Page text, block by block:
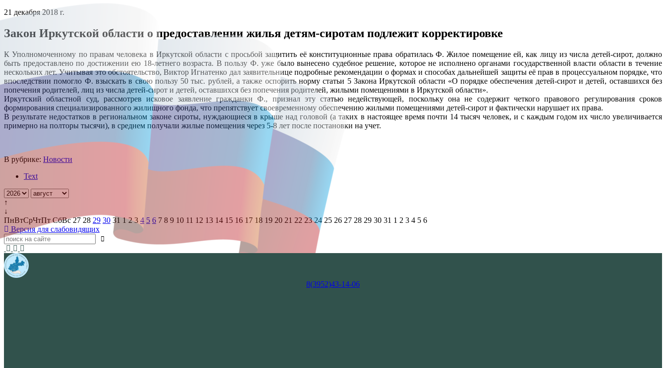
21 декабря 2018 г.
Закон Иркутской области о предоставлении жилья детям-сиротам подлежит корректировке
К Уполномоченному по правам человека в Иркутской области с просьбой защитить её конституционные права обратилась Ф. Жилое помещение ей, как лицу из числа детей-сирот, должно
быть предоставлено по достижении ею 18-летнего возраста. В пользу Ф. уже было вынесено судебное решение, которое не исполнено органами государственной власти области в течение
нескольких лет. Учитывая это обстоятельство, Виктор Игнатенко дал заявительнице подробные рекомендации о формах и способах дальнейшей защиты её прав в процессуальном порядке, что
впоследствии помогло Ф. взыскать в свою пользу 50 тыс. рублей, а также оспорить норму статьи 5 Закона Иркутской области «О порядке обеспечения детей-сирот и детей, оставшихся без
попечения родителей, лиц из числа детей-сирот и детей, оставшихся без попечения родителей, жилыми помещениями в Иркутской области».
Иркутский областной суд, рассмотрев исковое заявление гражданки Ф., признал эту статью недействующей, поскольку она не содержит четкого правового регулирования сроков
формирования специализированного жилищного фонда, что препятствует своевременному обеспечению жилыми помещениями детей-сирот и фактически нарушает их права.
В результате недостатков в региональном законе сироты, нуждающиеся в крыше над головой (а таких в настоящее время почти 14 тысяч человек, и с каждым годом их число увеличивается
примерно на полторы тысячи), в среднем получали жилые помещения через 5-8 лет после постановки на учет.
В рубрике: Новости
Text
↑
↓
ПнВтСрЧтПт СбВс 27 28 29 30 31 1 2 3 4 5 6 7 8 9 10 11 12 13 14 15 16 17 18 19 20 21 22 23 24 25 26 27 28 29 30 31 1 2 3 4 5 6
Версия для слабовидящих
8(3952)43-14-06